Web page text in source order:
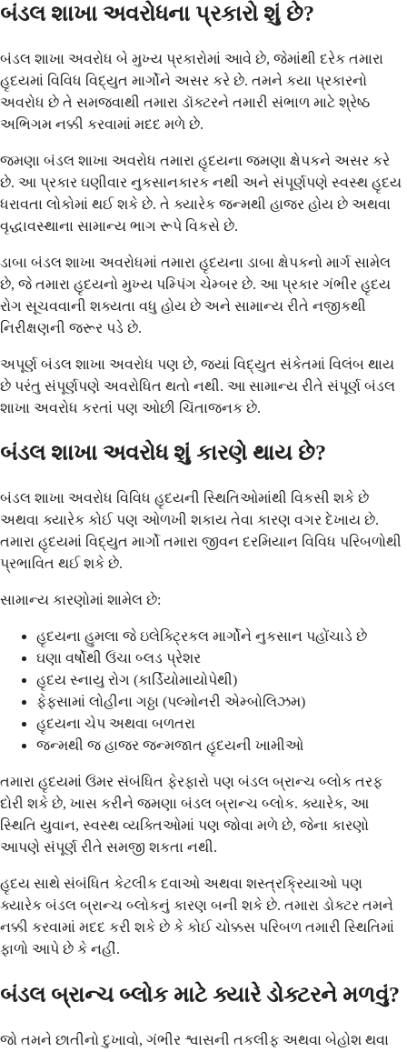
બંડલ શાખા અવરોધના પ્રકારો શું છે?
બંડલ શાખા અવરોધ બે મુખ્ય પ્રકારોમાં આવે છે, જેમાંથી દરેક તમારા
હૃદયમાં વિવિધ વિદ્યુત માર્ગોને અસર કરે છે. તમને કયા પ્રકારનો
અવરોધ છે તે સમજવાથી તમારા ડૉક્ટરને તમારી સંભાળ માટે શ્રેષ્ઠ
અભિગમ નક્કી કરવામાં મદદ મળે છે.
જમણા બંડલ શાખા અવરોધ તમારા હૃદયના જમણા ક્ષેપકને અસર કરે
છે. આ પ્રકાર ઘણીવાર નુકસાનકારક નથી અને સંપૂર્ણપણે સ્વસ્થ હૃદય
ધરાવતા લોકોમાં થઈ શકે છે. તે ક્યારેક જન્મથી હાજર હોય છે અથવા
વૃદ્ધાવસ્થાના સામાન્ય ભાગ રૂપે વિકસે છે.
ડાબા બંડલ શાખા અવરોધમાં તમારા હૃદયના ડાબા ક્ષેપકનો માર્ગ સામેલ
છે, જે તમારા હૃદયનો મુખ્ય પમ્પિંગ ચેમ્બર છે. આ પ્રકાર ગંભીર હૃદય
રોગ સૂચવવાની શક્યતા વધુ હોય છે અને સામાન્ય રીતે નજીકથી
નિરીક્ષણની જરૂર પડે છે.
અપૂર્ણ બંડલ શાખા અવરોધ પણ છે, જ્યાં વિદ્યુત સંકેતમાં વિલંબ થાય
છે પરંતુ સંપૂર્ણપણે અવરોધિત થતો નથી. આ સામાન્ય રીતે સંપૂર્ણ બંડલ
શાખા અવરોધ કરતાં પણ ઓછી ચિંતાજનક છે.
બંડલ શાખા અવરોધ શું કારણે થાય છે?
બંડલ શાખા અવરોધ વિવિધ હૃદયની સ્થિતિઓમાંથી વિકસી શકે છે
અથવા ક્યારેક કોઈ પણ ઓળખી શકાય તેવા કારણ વગર દેખાય છે.
તમારા હૃદયમાં વિદ્યુત માર્ગો તમારા જીવન દરમિયાન વિવિધ પરિબળોથી
પ્રભાવિત થઈ શકે છે.
સામાન્ય કારણોમાં શામેલ છે:
હૃદયના હુમલા જે ઇલેક્ટ્રિકલ માર્ગોને નુકસાન પહોંચાડે છે
ઘણા વર્ષોથી ઉંચા બ્લડ પ્રેશર
હૃદય સ્નાયુ રોગ (કાર્ડિયોમાયોપેથી)
ફેફસામાં લોહીના ગઠ્ઠા (પલ્મોનરી એમ્બોલિઝમ)
હૃદયના ચેપ અથવા બળતરા
જન્મથી જ હાજર જન્મજાત હૃદયની ખામીઓ
તમારા હૃદયમાં ઉંમર સંબંધિત ફેરફારો પણ બંડલ બ્રાન્ચ બ્લોક તરફ
દોરી શકે છે, ખાસ કરીને જમણા બંડલ બ્રાન્ચ બ્લોક. ક્યારેક, આ
સ્થિતિ યુવાન, સ્વસ્થ વ્યક્તિઓમાં પણ જોવા મળે છે, જેના કારણો
આપણે સંપૂર્ણ રીતે સમજી શકતા નથી.
હૃદય સાથે સંબંધિત કેટલીક દવાઓ અથવા શસ્ત્રક્રિયાઓ પણ
ક્યારેક બંડલ બ્રાન્ચ બ્લોકનું કારણ બની શકે છે. તમારા ડોક્ટર તમને
નક્કી કરવામાં મદદ કરી શકે છે કે કોઈ ચોક્કસ પરિબળ તમારી સ્થિતિમાં
ફાળો આપે છે કે નહીં.
બંડલ બ્રાન્ચ બ્લોક માટે ક્યારે ડોક્ટરને મળવું?
જો તમને છાતીનો દુખાવો, ગંભીર શ્વાસની તકલીફ અથવા બેહોશ થવા